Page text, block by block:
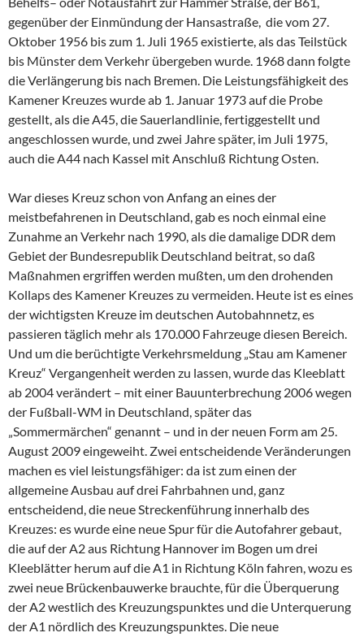
gegenüber der Einmündung der Hansastraße, die vom 27.
Oktober 1956 bis zum 1. Juli 1965 existierte, als das Teilstück
bis Münster dem Verkehr übergeben wurde. 1968 dann folgte
die Verlängerung bis nach Bremen. Die Leistungsfähigkeit des
Kamener Kreuzes wurde ab 1. Januar 1973 auf die Probe
gestellt, als die A45, die Sauerlandlinie, fertiggestellt und
angeschlossen wurde, und zwei Jahre später, im Juli 1975,
auch die A44 nach Kassel mit Anschluß Richtung Osten.
War dieses Kreuz schon von Anfang an eines der
meistbefahrenen in Deutschland, gab es noch einmal eine
Zunahme an Verkehr nach 1990, als die damalige DDR dem
Gebiet der Bundesrepublik Deutschland beitrat, so daß
Maßnahmen ergriffen werden mußten, um den drohenden
Kollaps des Kamener Kreuzes zu vermeiden. Heute ist es eines
der wichtigsten Kreuze im deutschen Autobahnnetz, es
passieren täglich mehr als 170.000 Fahrzeuge diesen Bereich.
Und um die berüchtigte Verkehrsmeldung „Stau am Kamener
Kreuz“ Vergangenheit werden zu lassen, wurde das Kleeblatt
ab 2004 verändert – mit einer Bauunterbrechung 2006 wegen
der Fußball-WM in Deutschland, später das
„Sommermärchen“ genannt – und in der neuen Form am 25.
August 2009 eingeweiht. Zwei entscheidende Veränderungen
machen es viel leistungsfähiger: da ist zum einen der
allgemeine Ausbau auf drei Fahrbahnen und, ganz
entscheidend, die neue Streckenführung innerhalb des
Kreuzes: es wurde eine neue Spur für die Autofahrer gebaut,
die auf der A2 aus Richtung Hannover im Bogen um drei
Kleeblätter herum auf die A1 in Richtung Köln fahren, wozu es
zwei neue Brückenbauwerke brauchte, für die Überquerung
der A2 westlich des Kreuzungspunktes und die Unterquerung
der A1 nördlich des Kreuzungspunktes. Die neue